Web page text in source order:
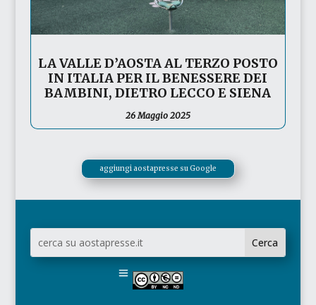
LA VALLE D’AOSTA AL TERZO POSTO
IN ITALIA PER IL BENESSERE DEI
BAMBINI, DIETRO LECCO E SIENA
26 Maggio 2025
aggiungi aostapresse su Google